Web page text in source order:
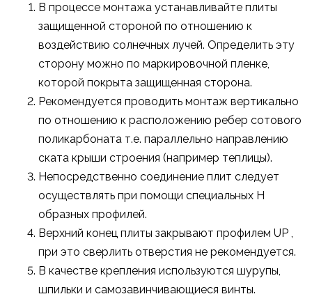
В процессе монтажа устанавливайте плиты
защищенной стороной по отношению к
воздействию солнечных лучей. Определить эту
сторону можно по маркировочной пленке,
которой покрыта защищенная сторона.
Рекомендуется проводить монтаж вертикально
по отношению к расположению ребер сотового
поликарбоната т.е. параллельно направлению
ската крыши строения (например теплицы).
Непосредственно соединение плит следует
осуществлять при помощи специальных Н
образных профилей.
Верхний конец плиты закрывают профилем UP ,
при это сверлить отверстия не рекомендуется.
В качестве крепления используются шурупы,
шпильки и самозавинчивающиеся винты.